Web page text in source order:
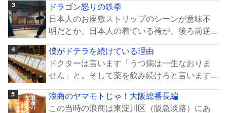
ドラゴン怒りの鉄拳
日本人のお座敷ストリップのシーンが意味不
明だとか、日本人の着ている袴が、後ろ前逆...
僕がドテラを続けている理由
ドクターは言います「うつ病は一生なおりま
せん」と。そして薬を飲み続けろと言います...
浪商のヤマモトじゃ！大阪総番長編
この当時の浪商は東淀川区（阪急淡路）にあ